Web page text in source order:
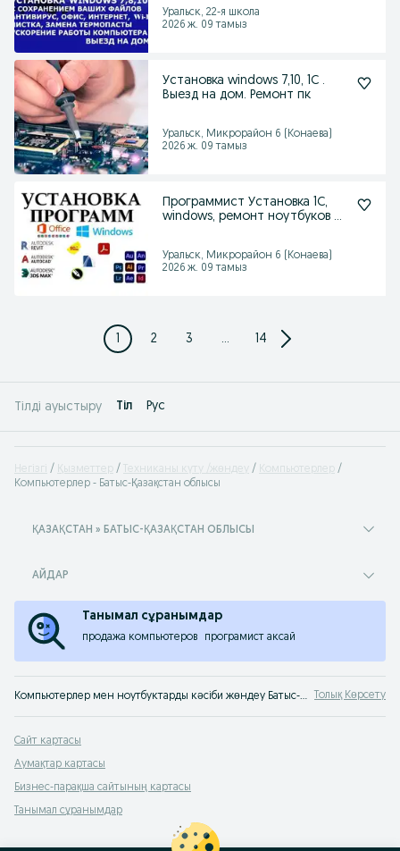
Уральск, 22-я школа
2026 ж. 09 тамыз
Установка windows 7,10, 1С .
Выезд на дом. Ремонт пк
Уральск, Микрорайон 6 (Конаева)
2026 ж. 09 тамыз
Программист Установка 1С,
windows, ремонт ноутбуков и
Уральск, Микрорайон 6 (Конаева)
2026 ж. 09 тамыз
1 2 3 ... 14
Тілді ауыстыру Tіл Рус
Негізгі Қызметтер Техниканы күту /жөндеу
Компьютерлер
Компьютерлер - Батыс-Қазақстан облысы
ҚАЗАҚСТАН » БАТЫС-ҚАЗАҚСТАН ОБЛЫСЫ
АЙДАР
Танымал сұранымдар
продажа компьютеров програмист аксай
Компьютерлер мен ноутбуктарды кәсіби жөндеу Батыс-Қазақстан облысы: компьютерлік техникаларды жөндеу және қызмет көрсету бойынша шеберлер мен сервистік орталықтар хабарландыруы OLX.kz Батыс-Қазақстан облысы сайтында Толық Көрсету
Сайт картасы
Аумақтар картасы
Бизнес-парақша сайтының картасы
Танымал сұранымдар